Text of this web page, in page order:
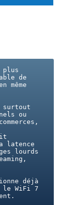
plus
de
même
surtout
ou
latence
lourds
déjà
le WiFi 7